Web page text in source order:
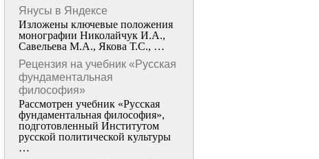
Янусы в Яндексе
Изложены ключевые положения
монографии Николайчук И.А.,
Савельева М.А., Якова Т.С., …
Рецензия на учебник «Русская
фундаментальная
философия»
Рассмотрен учебник «Русская
фундаментальная философия»,
подготовленный Институтом
русской политической культуры
…